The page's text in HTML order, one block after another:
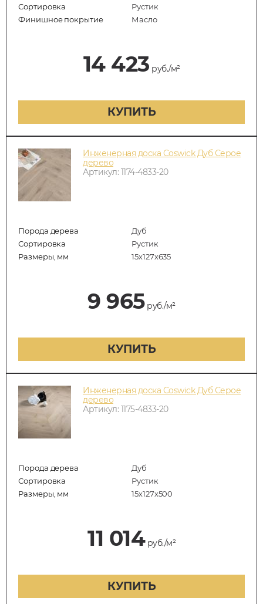
Сортировка
Рустик
Финишное покрытие
Масло
14 423 руб./м²
КУПИТЬ
Инженерная доска Coswick Дуб Серое
дерево
Артикул: 1174-4833-20
Порода дерева
Дуб
Сортировка
Рустик
Размеры, мм
15х127х635
9 965руб./м²
КУПИТЬ
Инженерная доска Coswick Дуб Серое
дерево
Артикул: 1175-4833-20
Порода дерева
Дуб
Сортировка
Рустик
Размеры, мм
15х127х500
11 014руб./м²
КУПИТЬ